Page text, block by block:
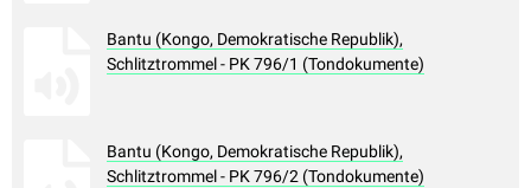
Bantu (Kongo, Demokratische Republik),
Schlitztrommel - PK 796/1 (Tondokumente)
Bantu (Kongo, Demokratische Republik),
Schlitztrommel - PK 796/2 (Tondokumente)